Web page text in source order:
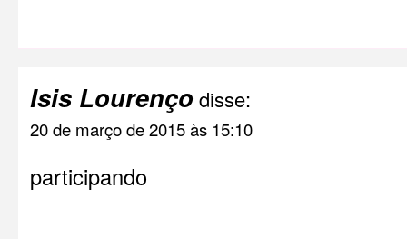
Isis Lourenço disse:
20 de março de 2015 às 15:10
participando